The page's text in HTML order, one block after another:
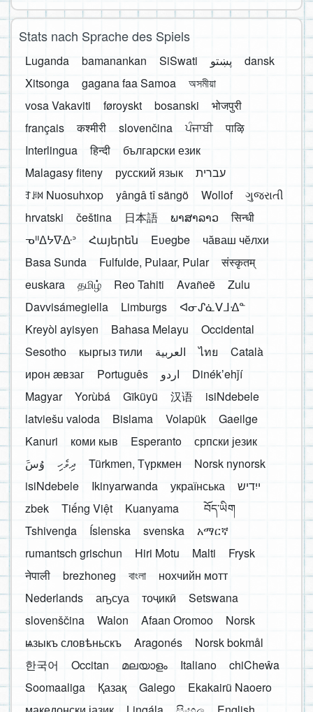
Stats nach Sprache des Spiels
Luganda bamanankan SiSwati پښتو
dansk
Xitsonga
gagana faa Samoa
অসমীয়া
vosa Vakaviti
føroyskt bosanski
भोजपुरी
français
कश्मीरी slovenčina ਪੰਜਾਬੀ
पाऴि
Interlingua
हिन्दी
български език
Malagasy fiteny
русский язык
עברית
ꆈꌠ꒿ Nuosuhxop
yângâ tî sängö Wollof
ગુજરાતી
hrvatski
čeština 日本語 ພາສາລາວ
सिन्धी
ᓀᐦᐃᔭᐍᐏᐣ
Հայերեն Eʋegbe
чӑваш чӗлхи
Basa Sunda
Fulfulde, Pulaar, Pular
संस्कृतम्
euskara
தமிழ் Reo Tahiti Avañeẽ
Zulu
Davvisámegiella
Limburgs
ᐊᓂᔑᓈᐯᒧᐎᓐ
Kreyòl ayisyen
Bahasa Melayu
Occidental
Sesotho
кыргыз тили العربية ไทย
Català
ирон æвзаг
Português اردو
Dinékʼehǰí
Magyar
Yorùbá Gĩkũyũ 汉语
isiNdebele
latviešu valoda
Bislama Volapük
Gaeilge
Kanuri
коми кыв Esperanto
српски језик
َوُسَ
ދިވެހި Türkmen, Түркмен
Norsk nynorsk
isiNdebele
Ikinyarwanda українська
ייִדיש
zbek
Tiếng Việt Kuanyama
བོད་ཡིག
Tshivenḓa
Íslenska svenska
አማርኛ
rumantsch grischun
Hiri Motu Malti
Frysk
नेपाली
brezhoneg বাংলা
нохчийн мотт
Nederlands
аҧсуа тоҷикӣ
Setswana
slovenščina
Walon Afaan Oromoo
Norsk
ѩзыкъ словѣньскъ
Aragonés
Norsk bokmål
한국어
Occitan മലയാളം Italiano
chiCheŵa
Soomaaliga
Қазақ Galego
Ekakairũ Naoero